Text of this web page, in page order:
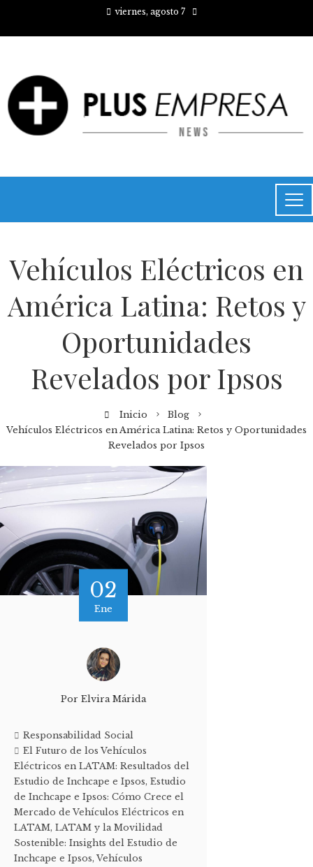
viernes, agosto 7
Vehículos Eléctricos en
América Latina: Retos y
Oportunidades
Revelados por Ipsos
Inicio
Blog
Vehículos Eléctricos en América Latina: Retos y Oportunidades
Revelados por Ipsos
02
Ene
Por Elvira Márida
Responsabilidad Social
El Futuro de los Vehículos
Eléctricos en LATAM: Resultados del
Estudio de Inchcape e Ipsos, Estudio
de Inchcape e Ipsos: Cómo Crece el
Mercado de Vehículos Eléctricos en
LATAM, LATAM y la Movilidad
Sostenible: Insights del Estudio de
Inchcape e Ipsos, Vehículos